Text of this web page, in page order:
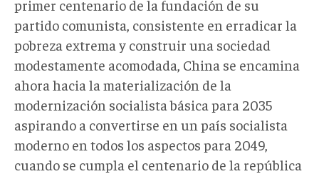
primer centenario de la fundación de su
partido comunista, consistente en erradicar la
pobreza extrema y construir una sociedad
modestamente acomodada, China se encamina
ahora hacia la materialización de la
modernización socialista básica para 2035
aspirando a convertirse en un país socialista
moderno en todos los aspectos para 2049,
cuando se cumpla el centenario de la república